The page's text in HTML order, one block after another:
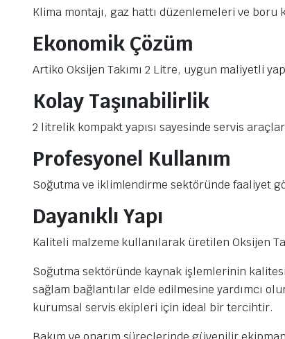
Klima montajı, gaz hattı düzenlemeleri ve boru
Ekonomik Çözüm
Artiko Oksijen Takımı 2 Litre, uygun maliyetli
Kolay Taşınabilirlik
2 litrelik kompakt yapısı sayesinde servis
Profesyonel Kullanım
Soğutma ve iklimlendirme sektöründe faaliyet
Dayanıklı Yapı
Kaliteli malzeme kullanılarak üretilen Oksijen
Soğutma sektöründe kaynak işlemlerinin
sağlam bağlantılar elde edilmesine yardımcı
kurumsal servis ekipleri için ideal bir tercihtir.